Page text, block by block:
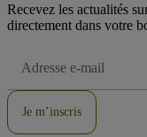
Recevez les actualités
directement dans votre
e-
Je m’inscris